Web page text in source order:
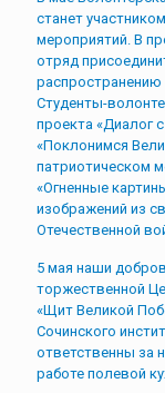
станет
мероприятий. В
отряд
распространению
Студенты-
проекта «Диалог
«Поклонимся
патриотическом
«Огненные
изображений из
Отечественной
5 мая наши
торжественной
«Щит Великой
Сочинского
ответственны за
работе полевой